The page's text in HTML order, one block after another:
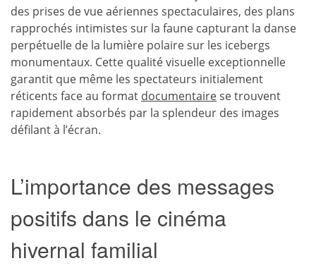
des prises de vue aériennes spectaculaires, des plans
rapprochés intimistes sur la faune capturant la danse
perpétuelle de la lumière polaire sur les icebergs
monumentaux. Cette qualité visuelle exceptionnelle
garantit que même les spectateurs initialement
réticents face au format documentairese trouvent
rapidement absorbés par la splendeur des images
défilant à l’écran.
L’importance des messages
positifs dans le cinéma
hivernal familial